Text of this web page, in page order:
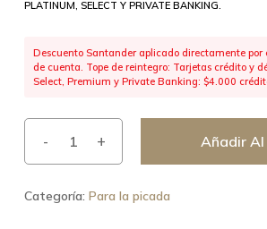
PLATINUM, SELECT Y PRIVATE BANKING.
Descuento Santander aplicado directamente por
de cuenta. Tope de reintegro: Tarjetas crédito y
Select, Premium y Private Banking: $4.000
Añadir
Categoría: Para la picada